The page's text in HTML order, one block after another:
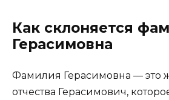
Как склоняется
Герасимовна
Фамилия Герасимовна — это
отчества Герасимович,